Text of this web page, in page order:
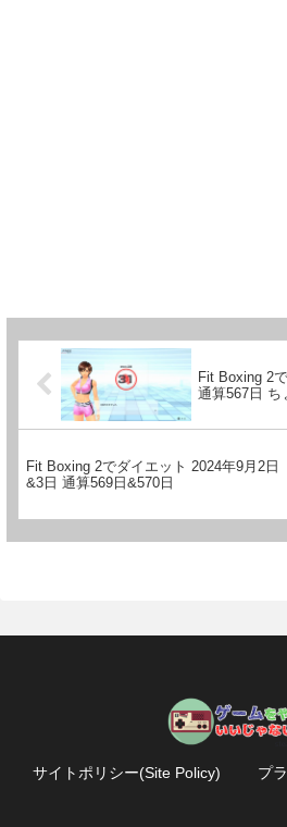
Fit Boxing 2
通算567日 ち
Fit Boxing 2でダイエット 2024年9月2日
&3日 通算569日&570日
サイトポリシー(Site Policy)
プ